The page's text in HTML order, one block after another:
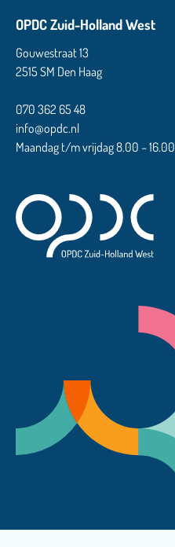
OPDC Zuid-Holland West
Gouwestraat 13
2515 SM Den Haag
070 362 65 48
info@opdc.nl
Maandag t/m vrijdag 8.00 – 16.00